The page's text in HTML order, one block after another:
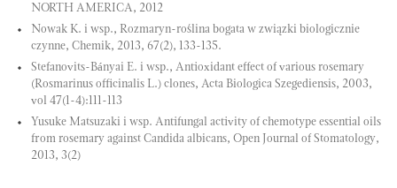
NORTH AMERICA, 2012
Nowak K. i wsp., Rozmaryn-roślina bogata w związki biologicznie
czynne, Chemik, 2013, 67(2), 133-135.
Stefanovits-Bányai E. i wsp., Antioxidant effect of various rosemary
(Rosmarinus officinalis L.) clones, Acta Biologica Szegediensis, 2003,
vol 47(1-4):111-113
Yusuke Matsuzaki i wsp. Antifungal activity of chemotype essential oils
from rosemary against Candida albicans, Open Journal of Stomatology,
2013, 3(2)